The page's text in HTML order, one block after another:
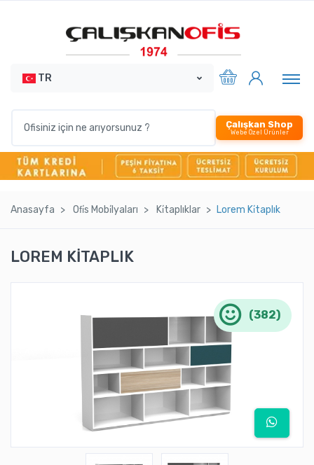
TR
Çalışkan Shop
Webe Özel Ürünler
Anasayfa Ofi̇s Mobi̇lyaları Ki̇taplıklar Lorem Ki̇taplık
LOREM KİTAPLIK
(382)